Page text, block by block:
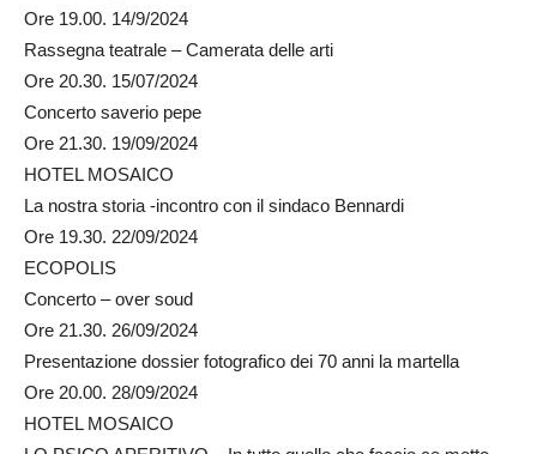
Ore 19.00. 14/9/2024
Rassegna teatrale – Camerata delle arti
Ore 20.30. 15/07/2024
Concerto saverio pepe
Ore 21.30. 19/09/2024
HOTEL MOSAICO
La nostra storia -incontro con il sindaco Bennardi
Ore 19.30. 22/09/2024
ECOPOLIS
Concerto – over soud
Ore 21.30. 26/09/2024
Presentazione dossier fotografico dei 70 anni la martella
Ore 20.00. 28/09/2024
HOTEL MOSAICO